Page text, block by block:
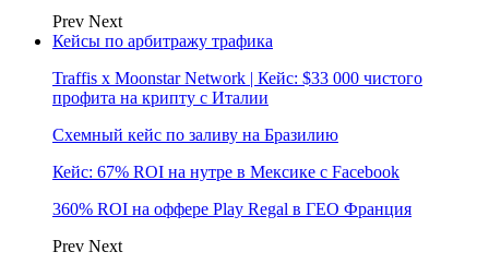
Prev Next
Кейсы по арбитражу трафика
Traffis x Moonstar Network | Кейс: $33 000 чистого
профита на крипту с Италии
Схемный кейс по заливу на Бразилию
Кейс: 67% ROI на нутре в Мексике с Facebook
360% ROI на оффере Play Regal в ГЕО Франция
Prev Next